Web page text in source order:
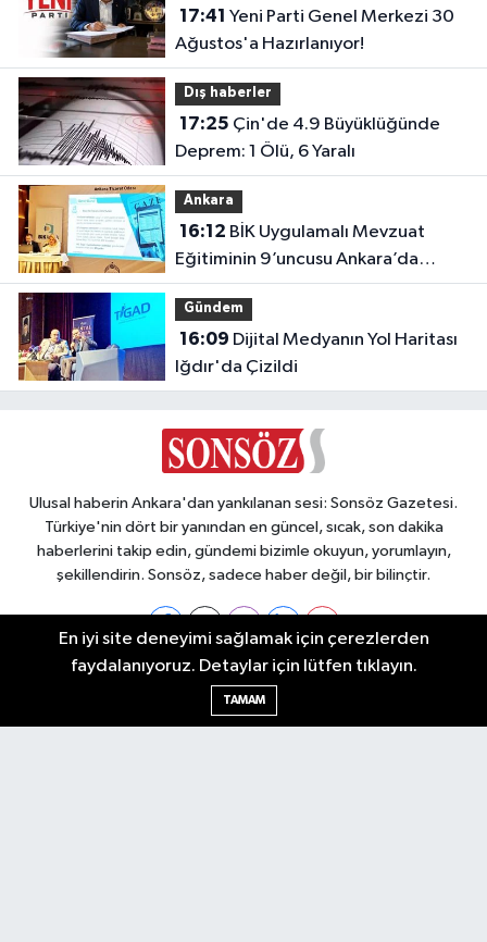
17:41
Ağustos'a Hazırlanıyor!
Dış haberler
17:25
Deprem: 1 Ölü, 6 Yaralı
Ankara
16:12
Eğitiminin 9’uncusu Ankara’da
yapıldı
Gündem
16:09
Iğdır'da Çizildi
Ulusal haberin Ankara'dan yankılanan sesi: Sonsöz Gazetesi.
Türkiye'nin dört bir yanından en güncel, sıcak, son dakika
haberlerini takip edin, gündemi bizimle okuyun, yorumlayın,
şekillendirin. Sonsöz, sadece haber değil, bir bilinçtir.
Ankara Nöbetçi Eczaneler
En iyi site deneyimi sağlamak için çerezlerden
faydalanıyoruz. Detaylar için lütfen tıklayın.
TAMAM